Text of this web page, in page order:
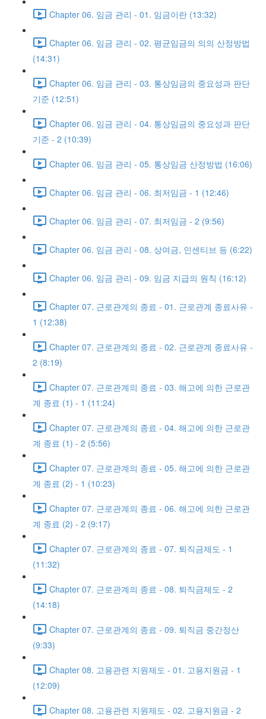
Chapter 06. 임금 관리 - 01. 임금이란 (13:32)
Chapter 06. 임금 관리 - 02. 평균임금의 의의 산정방법
(14:31)
Chapter 06. 임금 관리 - 03. 통상임금의 중요성과 판단
기준 (12:51)
Chapter 06. 임금 관리 - 04. 통상임금의 중요성과 판단
기준 - 2 (10:39)
Chapter 06. 임금 관리 - 05. 통상임금 산정방법 (16:06)
Chapter 06. 임금 관리 - 06. 최저임금 - 1 (12:46)
Chapter 06. 임금 관리 - 07. 최저임금 - 2 (9:56)
Chapter 06. 임금 관리 - 08. 상여금, 인센티브 등 (6:22)
Chapter 06. 임금 관리 - 09. 임금 지급의 원칙 (16:12)
Chapter 07. 근로관계의 종료 - 01. 근로관계 종료사유 -
1 (12:38)
Chapter 07. 근로관계의 종료 - 02. 근로관계 종료사유 -
2 (8:19)
Chapter 07. 근로관계의 종료 - 03. 해고에 의한 근로관
계 종료 (1) - 1 (11:24)
Chapter 07. 근로관계의 종료 - 04. 해고에 의한 근로관
계 종료 (1) - 2 (5:56)
Chapter 07. 근로관계의 종료 - 05. 해고에 의한 근로관
계 종료 (2) - 1 (10:23)
Chapter 07. 근로관계의 종료 - 06. 해고에 의한 근로관
계 종료 (2) - 2 (9:17)
Chapter 07. 근로관계의 종료 - 07. 퇴직금제도 - 1
(11:32)
Chapter 07. 근로관계의 종료 - 08. 퇴직금제도 - 2
(14:18)
Chapter 07. 근로관계의 종료 - 09. 퇴직금 중간정산
(9:33)
Chapter 08. 고용관련 지원제도 - 01. 고용지원금 - 1
(12:09)
Chapter 08. 고용관련 지원제도 - 02. 고용지원금 - 2